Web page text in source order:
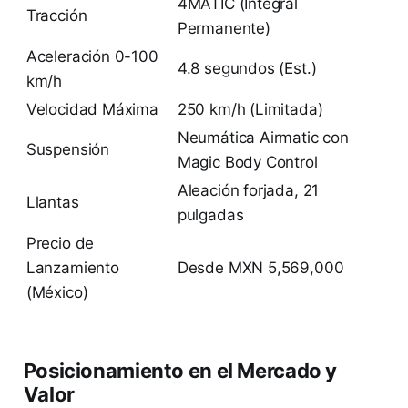
Tracción
Permanente)
Aceleración 0-100
km/h
4.8 segundos (Est.)
Velocidad Máxima 250 km/h (Limitada)
Suspensión
Neumática Airmatic con
Magic Body Control
Llantas
Aleación forjada, 21
pulgadas
Precio de
Lanzamiento
(México)
Desde MXN 5,569,000
Posicionamiento en el Mercado y
Valor